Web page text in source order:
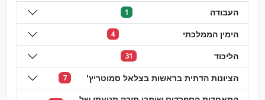
העבודה 1
הימין הממלכתי 4
הליכוד 31
הציונות הדתית בראשות בצלאל סמוטריץ' 7